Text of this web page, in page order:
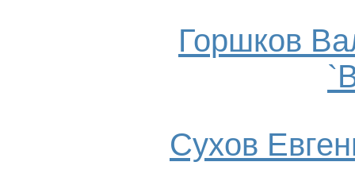
Горшков
Сухов